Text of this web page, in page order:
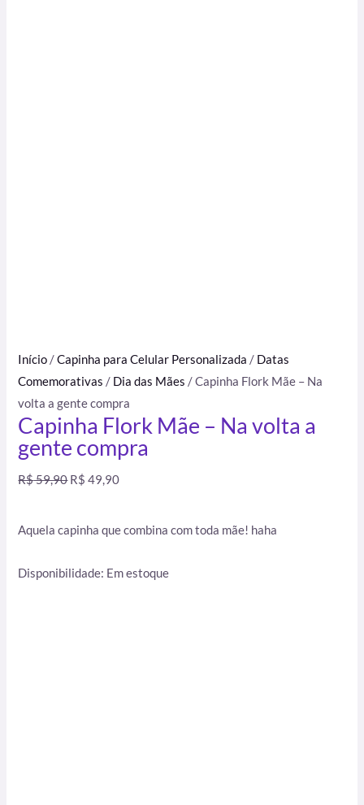
Início /Capinha para Celular Personalizada / Datas
Comemorativas / Dia das Mães / Capinha Flork Mãe – Na
volta a gente compra
Capinha Flork Mãe – Na volta a
gente compra
R$59,90 R$ 49,90
Aquela capinha que combina com toda mãe! haha
Disponibilidade: Em estoque